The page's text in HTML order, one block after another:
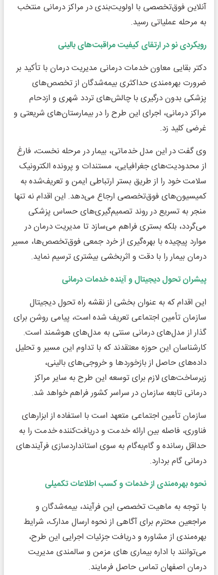
آنلاین فوق‌تخصصی با اولویت‌بندی در مراکز درمانی منتخب
به مرحله عملیاتی رسید.
رویکردی نو در ارتقای کیفیت مراقبت‌های بالینی
دکتر بقایی معاون خدمات درمانی مدیریت درمان با تأکید بر
ضرورت بهره‌مندی حداکثری بیمه‌شدگان از تخصص‌های
پزشکی بدون درگیری با چالش‌های تردد شهری و ازدحام
مراکز درمانی، اجرای این طرح را در بیمارستان‌های شریعتی و
غرضی کلید زد.
وی گفت در این مدل خدماتی، بیمار در مرحله نخست، فارغ
از محدودیت‌های جغرافیایی، مستندات و پرونده الکترونیک
سلامت خود را از طریق بستر ارتباطی ایمن و تعریف‌شده به
کمیسیون‌های فوق‌تخصصی ارجاع می‌دهد. این اقدام نه تنها
منجر به تسریع در روند تصمیم‌گیری‌های حساس پزشکی
می‌گردد، بلکه بستری فراهم می‌سازد تا مدیریت درمان در
موارد پیچیده با بهره‌گیری از خرد جمعی فوق‌تخصص‌ها، مسیر
درمان بیمار را با دقت و اثربخشی بیشتری ترسیم نماید.
پیشران تحول دیجیتال و آینده خدمات درمانی
این اقدام که به عنوان بخشی از نقشه راه تحول دیجیتال
سازمان تأمین اجتماعی تعریف شده است، پیامی روشن برای
گذار از مدل‌های درمانی سنتی به مدل‌های هوشمند است.
کارشناسان این حوزه معتقدند که با تداوم این مسیر و تحلیل
داده‌های حاصل از بازخوردها و خروجی‌های بالینی،
زیرساخت‌های لازم برای توسعه این طرح به سایر مراکز
درمانی تابعه سازمان در سراسر کشور فراهم خواهد شد.
سازمان تأمین اجتماعی متعهد است با استفاده از ابزارهای
فناوری، فاصله بین ارائه خدمت و دریافت‌کننده خدمت را به
حداقل رسانده و گام‌به‌گام به سوی استانداردسازی فرآیندهای
درمانی گام بردارد.
نحوه بهره‌مندی از خدمات و کسب اطلاعات تکمیلی
با توجه به ماهیت تخصصی این فرآیند، بیمه‌شدگان و
مراجعین محترم برای آگاهی از نحوه ارسال مدارک، شرایط
بهره‌مندی از مشاوره و دریافت جزئیات اجرایی این طرح،
می‌توانند با اداره بیماری های مزمن و سالمندی مدیریت
درمان اصفهان تماس حاصل فرمایند.